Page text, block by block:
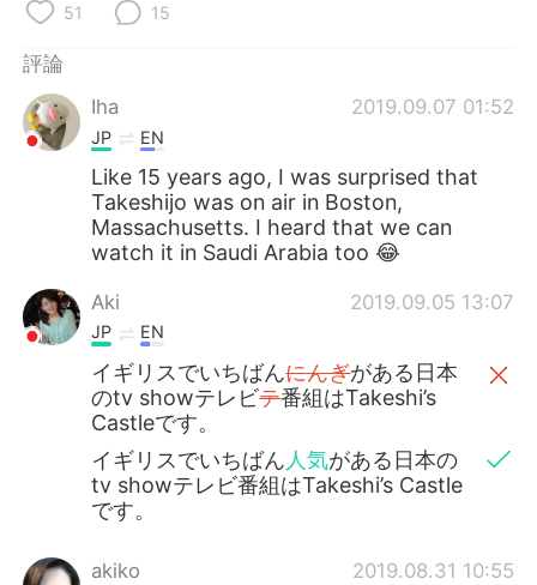
Türkçe
51 15
評論
Iha
2019.09.07 01:52
JP EN
Like 15 years ago, I was surprised that
Takeshijo was on air in Boston,
Massachusetts. I heard that we can
watch it in Saudi Arabia too 😂
Aki 2019.09.05 13:07
JP EN
イギリスでいちばんにんぎがある日本
のtv showテレビテ番組はTakeshi’s
Castleです。
イギリスでいちばん 人気がある日本の
tv showテレビ番組はTakeshi’s Castle
です。
akiko 2019.08.31 10:55